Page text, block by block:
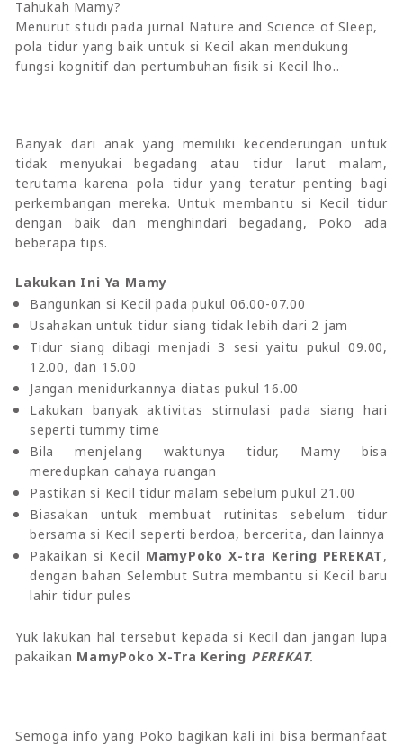
Tahukah Mamy?
Menurut studi pada jurnal Nature and Science of Sleep,
pola tidur yang baik untuk si Kecil akan mendukung
fungsi kognitif dan pertumbuhan fisik si Kecil lho..
Banyak dari anak yang memiliki kecenderungan untuk
tidak menyukai begadang atau tidur larut malam,
terutama karena pola tidur yang teratur penting bagi
perkembangan mereka. Untuk membantu si Kecil tidur
dengan baik dan menghindari begadang, Poko ada
beberapa tips.
Lakukan Ini Ya Mamy
Bangunkan si Kecil pada pukul 06.00-07.00
Usahakan untuk tidur siang tidak lebih dari 2 jam
Tidur siang dibagi menjadi 3 sesi yaitu pukul 09.00,
12.00, dan 15.00
Jangan menidurkannya diatas pukul 16.00
Lakukan banyak aktivitas stimulasi pada siang hari
seperti tummy time
Bila menjelang waktunya tidur, Mamy bisa
meredupkan cahaya ruangan
Pastikan si Kecil tidur malam sebelum pukul 21.00
Biasakan untuk membuat rutinitas sebelum tidur
bersama si Kecil seperti berdoa, bercerita, dan lainnya
Pakaikan si Kecil MamyPoko X-tra Kering PEREKAT,
dengan bahan Selembut Sutra membantu si Kecil baru
lahir tidur pules
Yuk lakukan hal tersebut kepada si Kecil dan jangan lupa
pakaikan MamyPoko X-Tra Kering PEREKAT.
Semoga info yang Poko bagikan kali ini bisa bermanfaat